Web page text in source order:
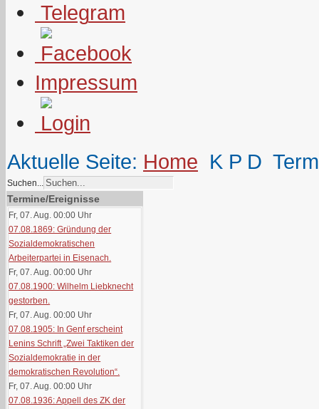
Impressum
Aktuelle Seite: Home K P D
Suchen...
Termine/Ereignisse
Fr, 07. Aug. 00:00 Uhr
07.08.1869: Gründung der
Sozialdemokratischen
Arbeiterpartei in Eisenach.
Fr, 07. Aug. 00:00 Uhr
07.08.1900: Wilhelm Liebknecht
gestorben.
Fr, 07. Aug. 00:00 Uhr
07.08.1905: In Genf erscheint
Lenins Schrift „Zwei Taktiken der
Sozialdemokratie in der
demokratischen Revolution“.
Fr, 07. Aug. 00:00 Uhr
07.08.1936: Appell des ZK der